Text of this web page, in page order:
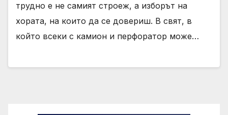
трудно е не самият строеж, а изборът на
хората, на които да се довериш. В свят, в
който всеки с камион и перфоратор може…